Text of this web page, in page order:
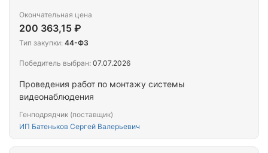
Проведения работ по монтажу системы
видеонаблюдения
Генподрядчик (поставщик)
ИП Батеньков Сергей Валерьевич
Окончательная цена
200 363,15 ₽
Тип закупки: 44-ФЗ
Победитель выбран: 07.07.2026